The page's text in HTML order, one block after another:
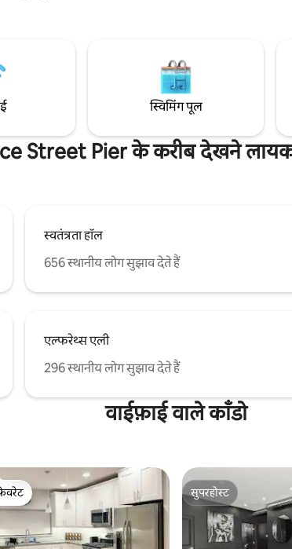
मेहमानों के लिए ऐक्सेस)
होटल प्रेरित सौंदर्य है।
स्विमिंग पूल
Street Pier के करीब देखने
स्वतंत्रता हॉल
656 स्थानीय लोग सुझाव देते हैं
एल्फरेथ्स एली
296 स्थानीय लोग सुझाव देते हैं
वाईफ़ाई वाले काँडो
सुपरहोस्ट
सुपरहोस्ट